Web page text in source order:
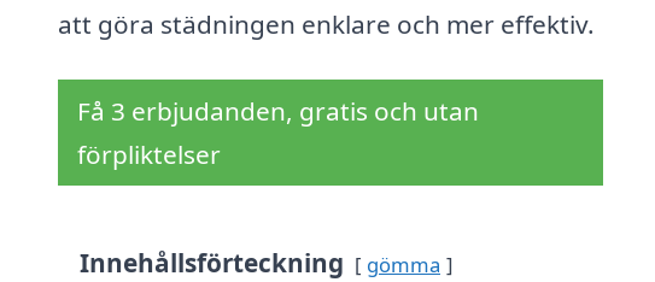
att göra städningen enklare och mer effektiv.
Få 3 erbjudanden, gratis och utan
förpliktelser
Innehållsförteckning gömma